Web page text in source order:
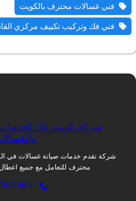
فني غسالات محترف بالكويت
فني فك وتركيب تكييف مركزي
شركة كويت تاك لخدمات
شركة تقدم خدمات صيانة غسالات في
محترف للتعامل مع جميع اعطال
+96597839061